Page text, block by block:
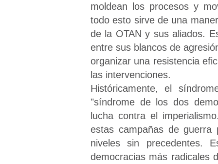
moldean los procesos y
todo esto sirve de una
de la OTAN y sus aliados.
entre sus blancos de
organizar una resistencia
las intervenciones.
Históricamente, el
"síndrome de los dos
lucha contra el
estas campañas de guerra
niveles sin precedentes.
democracias más radicales